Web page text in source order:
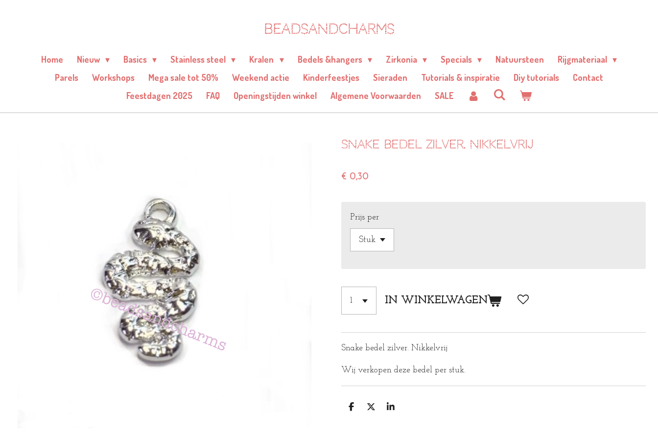
hoofdinhoud
BEADSANDCHARMS
Home Nieuw Basics Stainless steel Kralen Bedels &hangers Zirkonia Specials Natuursteen
Rijgmateriaal
Parels
Workshops Mega sale tot 50% Weekend actie Kinderfeestjes Sieraden Tutorials & inspiratie Diy tutorials
Contact
Feestdagen 2025
FAQ Openingstijden winkel Algemene Voorwaarden SALE
Snake bedel zilver. Nikkelvrij
€ 0,30
Prijs per
IN WINKELWAGEN
Snake bedel zilver. Nikkelvrij
Wij verkopen deze bedel per stuk.
D
D
S